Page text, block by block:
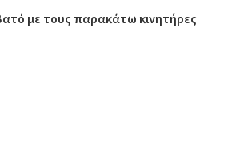
με τους παρακάτω κινητήρες